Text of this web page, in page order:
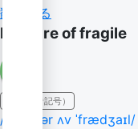
翻訳する
be ware of fragile
IPA（発音記号）
/biː weər ʌv ˈfrædʒaɪl/